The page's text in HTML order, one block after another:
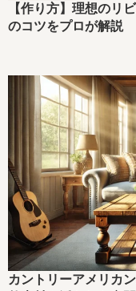
【作り方】理想のリ
のコツをプロが解説
カントリーアメリカ